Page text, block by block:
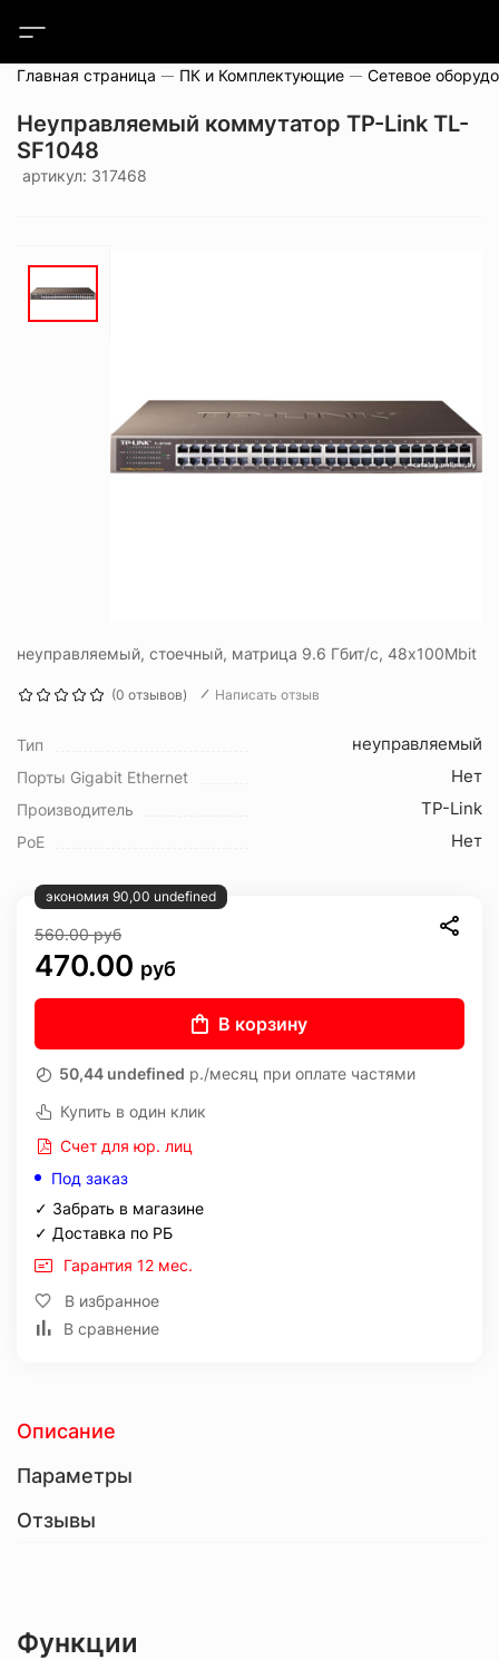
Главная страница ПК и Комплектующие Сетевое
Неуправляемый коммутатор TP-Link TL-
SF1048
артикул: 317468
неуправляемый, стоечный, матрица 9.6 Гбит/с, 48x100Mbit
(0 отзывов) Написать отзыв
Тип неуправляемый
Порты Gigabit Ethernet Нет
Производитель TP-Link
PoE Нет
экономия 90,00 undefined
560.00руб
470.00 руб
В корзину
50,44 undefined р./месяц при оплате частями
Купить в один клик
Счет для юр. лиц
Под заказ
✓ Забрать в магазине
✓ Доставка по РБ
Гарантия 12 мес.
В избранное
В сравнение
Описание
Параметры
Отзывы
Функции